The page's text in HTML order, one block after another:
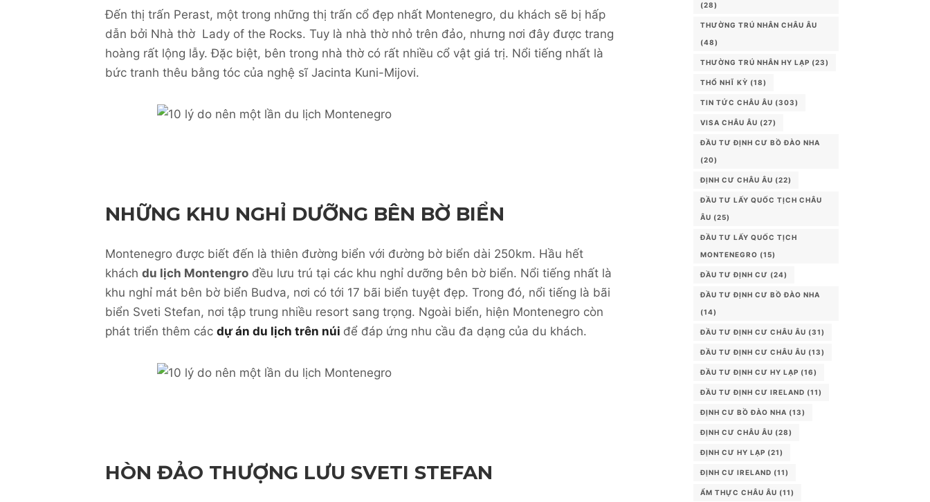
Đến thị trấn Perast, một trong những thị trấn cổ đẹp nhất Montenegro, du khách sẽ bị hấp
dẫn bởi Nhà thờ Lady of the Rocks. Tuy là nhà thờ nhỏ trên đảo, nhưng nơi đây được trang
hoàng rất lộng lẫy. Đặc biệt, bên trong nhà thờ có rất nhiều cổ vật giá trị. Nổi tiếng nhất là
bức tranh thêu bằng tóc của nghệ sĩ Jacinta Kuni-Mijovi.
NHỮNG KHU NGHỈ DƯỠNG BÊN BỜ BIỂN
Montenegro được biết đến là thiên đường biển với đường bờ biển dài 250km. Hầu hết
khách du lịch Montengro đều lưu trú tại các khu nghỉ dưỡng bên bờ biển. Nổi tiếng nhất là
khu nghỉ mát bên bờ biển Budva, nơi có tới 17 bãi biển tuyệt đẹp. Trong đó, nổi tiếng là bãi
biển Sveti Stefan, nơi tập trung nhiều resort sang trọng. Ngoài biển, hiện Montenegro còn
phát triển thêm các dự án du lịch trên núi để đáp ứng nhu cầu đa dạng của du khách.
HÒN ĐẢO THƯỢNG LƯU SVETI STEFAN
(28)
THƯỜNG TRÚ NHÂN CHÂU ÂU
(48)
THƯỜNG TRÚ NHÂN HY LẠP (23)
THỔ NHĨ KỲ (18)
TIN TỨC CHÂU ÂU (303)
VISA CHÂU ÂU (27)
ĐẦU TƯ ĐỊNH CƯ BỒ ĐÀO NHA
(20)
ĐỊNH CƯ CHÂU ÂU (22)
ĐẦU TƯ LẤY QUỐC TỊCH CHÂU
ÂU (25)
ĐẦU TƯ LẤY QUỐC TỊCH
MONTENEGRO (15)
ĐẦU TƯ ĐỊNH CƯ (24)
ĐẦU TƯ ĐỊNH CƯ BỒ ĐÀO NHA
(14)
ĐẦU TƯ ĐỊNH CƯ CHÂU ÂU (31)
ĐẦU TƯ ĐỊNH CƯ CHÂU ÂU (13)
ĐẦU TƯ ĐỊNH CƯ HY LẠP (16)
ĐẦU TƯ ĐỊNH CƯ IRELAND (11)
ĐỊNH CƯ BỒ ĐÀO NHA (13)
ĐỊNH CƯ CHÂU ÂU (28)
ĐỊNH CƯ HY LẠP (21)
ĐỊNH CƯ IRELAND (11)
ẨM THỰC CHÂU ÂU (11)